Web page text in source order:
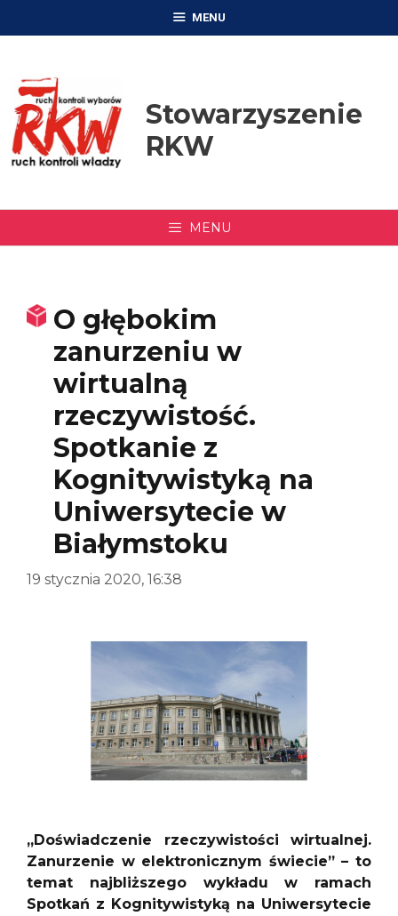
MENU
Stowarzyszenie
RKW
MENU
O głębokim
zanurzeniu w
wirtualną
rzeczywistość.
Spotkanie z
Kognitywistyką na
Uniwersytecie w
Białymstoku
19 stycznia 2020, 16:38
„Doświadczenie rzeczywistości wirtualnej.
Zanurzenie w elektronicznym świecie” – to
temat najbliższego wykładu w ramach
Spotkań z Kognitywistyką na Uniwersytecie